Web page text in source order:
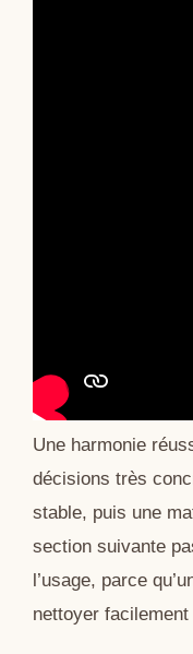
Une harmonie
décisions très
stable, puis une
section suivante
l’usage, parce
nettoyer